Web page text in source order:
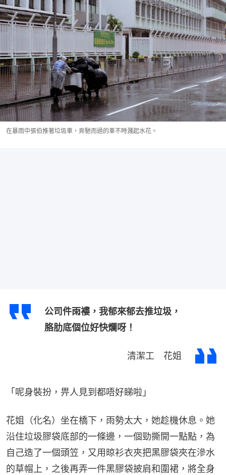
在暴雨中張伯推著垃圾車，奔馳而過的車不時濺起水花。
公司件雨褸，我郁來郁去推垃圾，
胳肋底個位好快爛呀！
清潔工 花姐
「呢身裝扮，畀人見到都唔好睇啦」
花姐（化名）坐在橋下，雨勢太大，她趁機休息。她
沿住垃圾膠袋底部的一條邊，一個勁撕開一點點，為
自己造了一個頭笠，又用晾衫衣夾把黑膠袋夾在滲水
的草帽上，之後再弄一件黑膠袋披肩和圍裙，將全身